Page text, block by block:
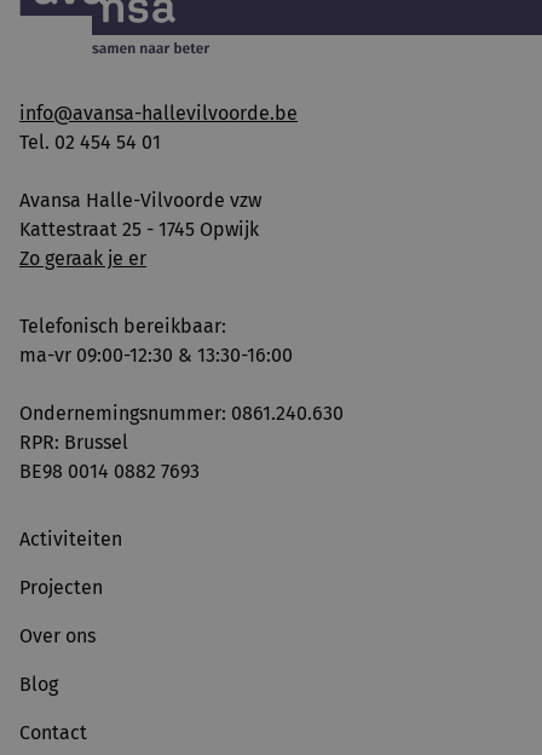
info@avansa-hallevilvoorde.be
Tel. 02 454 54 01
Avansa Halle-Vilvoorde vzw
Kattestraat 25 - 1745 Opwijk
Zo geraak je er
Telefonisch bereikbaar:
ma-vr 09:00-12:30 & 13:30-16:00
Ondernemingsnummer: 0861.240.630
RPR: Brussel
BE98 0014 0882 7693
Activiteiten
Projecten
Over ons
Blog
Contact